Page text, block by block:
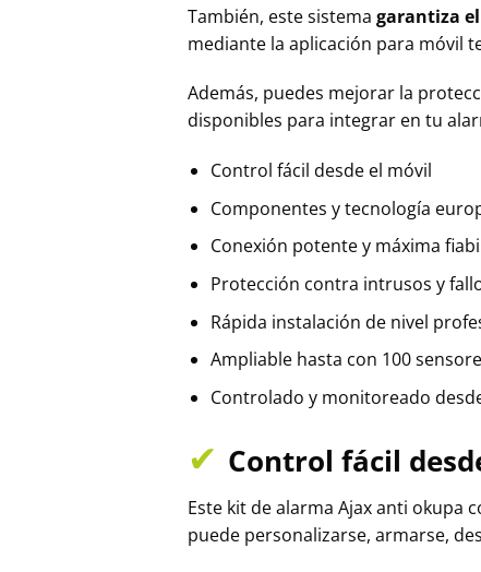
También, este sistema garantiza
mediante la aplicación para móvil
Además, puedes mejorar la
disponibles para integrar en tu
Control fácil desde el móvil
Componentes y tecnología
Conexión potente y máxima
Protección contra intrusos y
Rápida instalación de nivel
Ampliable hasta con 100
Controlado y monitoreado
✔ Control fácil
Este kit de alarma Ajax anti okupa
puede personalizarse, armarse,